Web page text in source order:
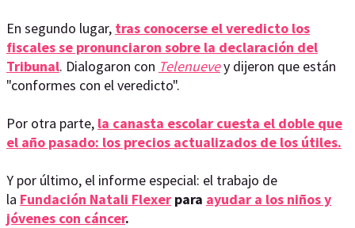
En segundo lugar, tras conocerse el veredicto los
fiscales se pronunciaron sobre la declaración del
Tribunal. Dialogaron con Telenuevey dijeron que están
"conformes con el veredicto".
Por otra parte, la canasta escolar cuesta el doble que
el año pasado: los precios actualizados de los útiles.
Y por último, el informe especial: el trabajo de
la Fundación Natali Flexer para ayudar a los niños y
jóvenes con cáncer.